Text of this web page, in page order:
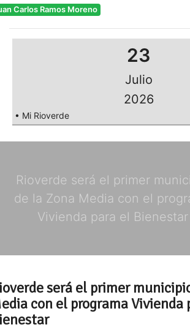
Carlos Ramos Moreno
23
Julio
2026
• Mi Rioverde
Rioverde será el primer
de la Zona Media con el
Vivienda para el Bienestar
será el primer
con el programa Vivienda